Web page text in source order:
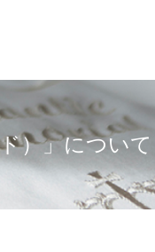
）」について